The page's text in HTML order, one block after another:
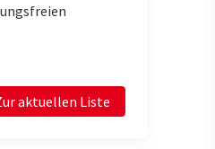
aktuellen Liste